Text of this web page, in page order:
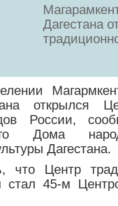
Дагестана
открылся
России,
Дома
Дагестана.
что Центр
стал 45-м